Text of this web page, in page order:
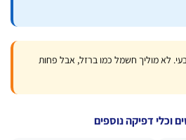
חשמל כמו ברזל, אבל פחות
דפיקה נוספים